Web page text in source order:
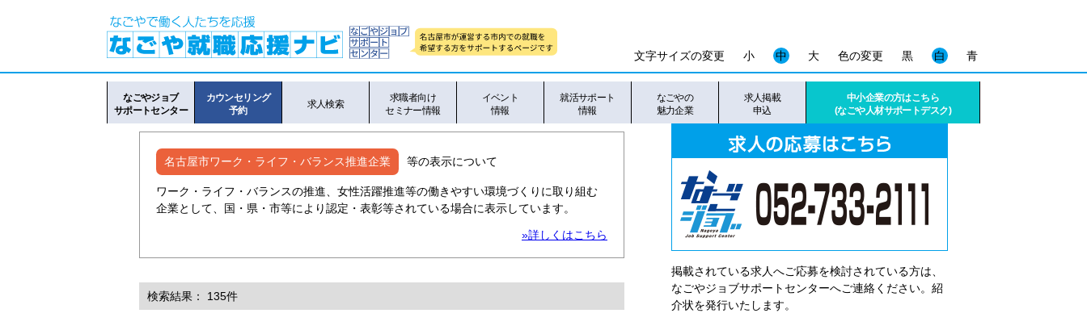
色の変更 黒 白 青
文字サイズの変更 小 中 大
なごやジョブ
サポートセンター
カウンセリング
予約
求人検索
求職者向け
セミナー情報
イベント
情報
就活サポート
情報
なごやの
魅力企業
求人掲載
申込
中小企業の方はこちら
(なごや人材サポートデスク)
名古屋市ワーク・ライフ・バランス推進企業 等の表示について
ワーク・ライフ・バランスの推進、女性活躍推進等の働きやすい環境づくりに取り組む
企業として、国・県・市等により認定・表彰等されている場合に表示しています。
»詳しくはこちら
検索結果： 135件
掲載されている求人へご応募を検討されている方は、
なごやジョブサポートセンターへご連絡ください。紹
介状を発行いたします。